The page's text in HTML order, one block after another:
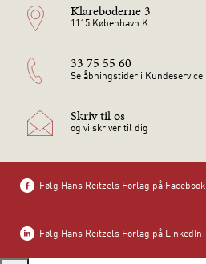
Klareboderne 3
1115 København K
33 75 55 60
Se åbningstider i Kundeservice
Skriv til os
og vi skriver til dig
Følg Hans Reitzels Forlag på Facebook
Følg Hans Reitzels Forlag på LinkedIn